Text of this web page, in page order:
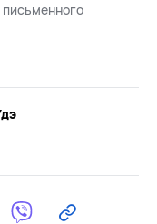
письменного